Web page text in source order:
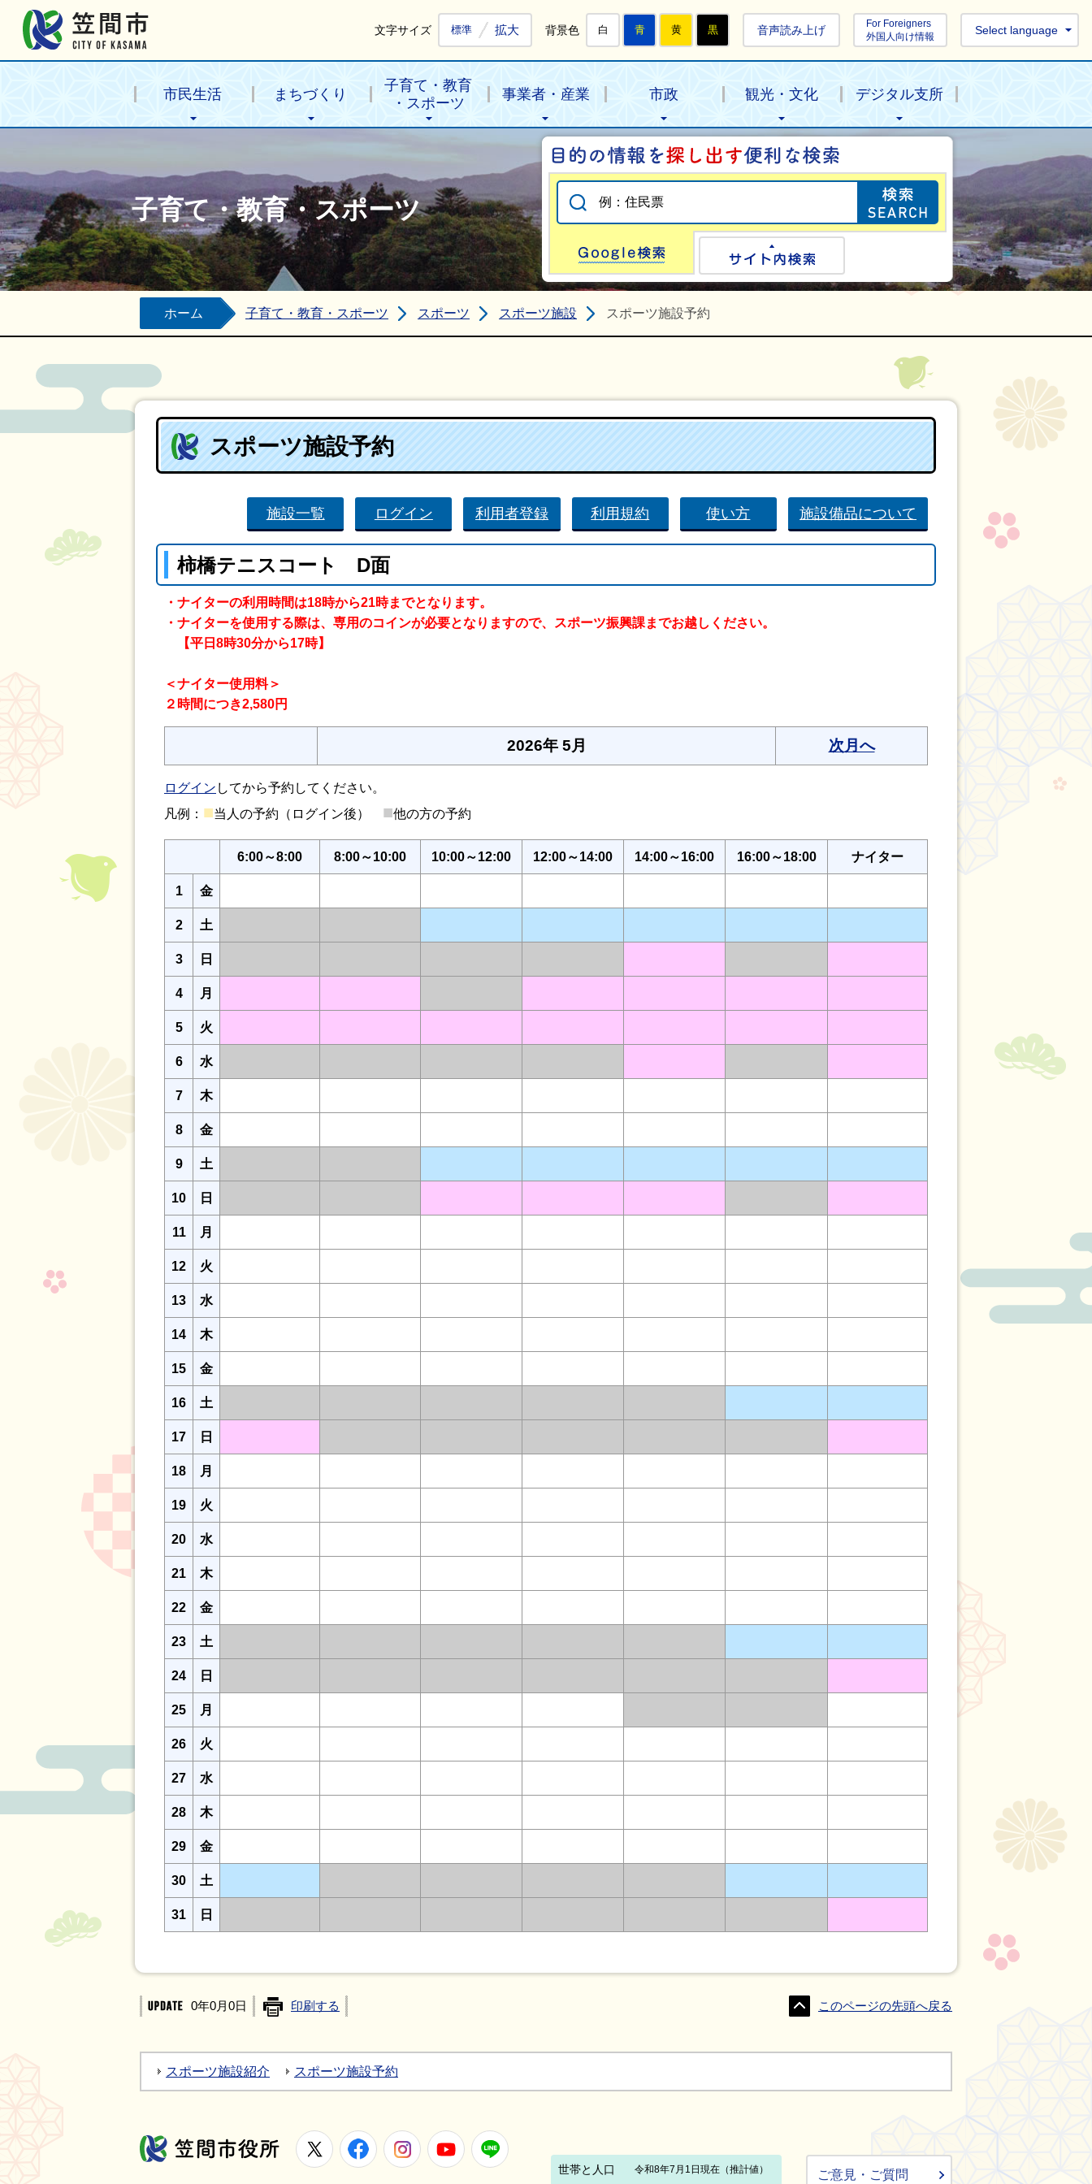
文字サイズ 標準 拡大 背景色 白 青 黄 黒 音声読み上げ
For Foreigners
外国人向け情報
Select language
市民生活 まちづくり
子育て・教育
・スポーツ
事業者・産業 市政 観光・文化 デジタル支所
子育て・教育・スポーツ
目的の情報を探
Google検索
ホーム 子育て・教育・スポーツ スポーツ スポーツ施設 スポーツ施設予約
スポーツ施設予約
施設一覧 ログイン 利用者登録 利用規約 使い方 施設備品について
柿橋テニスコート D面
・ナイターの利用時間は18時から21時までとなります。
・ナイターを使用する際は、専用のコインが必要となりますので、スポーツ振興課までお越しください。
【平日8時30分から17時】
＜ナイター使用料＞
２時間につき2,580円
2026年 5月 次月へ
ログイン してから予約してください。
凡例： ■当人の予約（ログイン後） ■他の方の予約
6:00～8:00 8:00～10:00 10:00～12:00 12:00～14:00 14:00～16:00 16:00～18:00 ナイター
1 金
2 土
3 日
4 月
5 火
6 水
7 木
8 金
9 土
10 日
11 月
12 火
13 水
14 木
15 金
16 土
17 日
18 月
19 火
20 水
21 木
22 金
23 土
24 日
25 月
26 火
27 水
28 木
29 金
30 土
31 日
0年0月0日 印刷する このページの先頭へ戻る
スポーツ施設紹介 スポーツ施設予約
笠間市役所
X FacebookInstagramYoutube
ご意見・ご質問